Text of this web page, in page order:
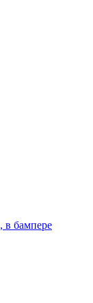
в бампере